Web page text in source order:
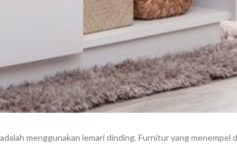
menggunakan lemari dinding. Furnitur yang menempel